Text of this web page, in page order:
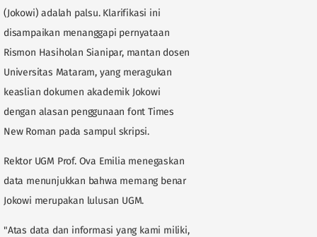
(Jokowi) adalah palsu. Klarifikasi ini
disampaikan menanggapi pernyataan
Rismon Hasiholan Sianipar, mantan dosen
Universitas Mataram, yang meragukan
keaslian dokumen akademik Jokowi
dengan alasan penggunaan font Times
New Roman pada sampul skripsi.
Rektor UGM Prof. Ova Emilia menegaskan
data menunjukkan bahwa memang benar
Jokowi merupakan lulusan UGM.
"Atas data dan informasi yang kami miliki,